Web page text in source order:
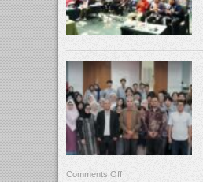
Comments Off